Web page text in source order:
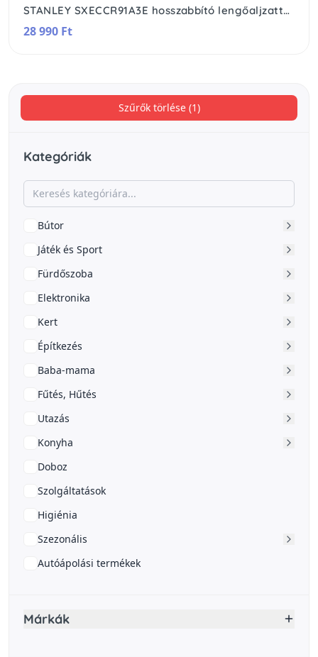
Szűrők törlése (1)
Kategóriák
Bútor
Játék és Sport
Fürdőszoba
Elektronika
Kert
Építkezés
Baba-mama
Fűtés, Hűtés
Utazás
Konyha
Doboz
Szolgáltatások
Higiénia
Szezonális
Autóápolási termékek
Márkák
STANLEY SXECCR91A3E hosszabbító lengőaljzattal, 25 m, IP44-es védelem, kül- és beltéren egyaránt használható, H07RN-F 3G1,5 mm2 fekete kábel
28 990 Ft